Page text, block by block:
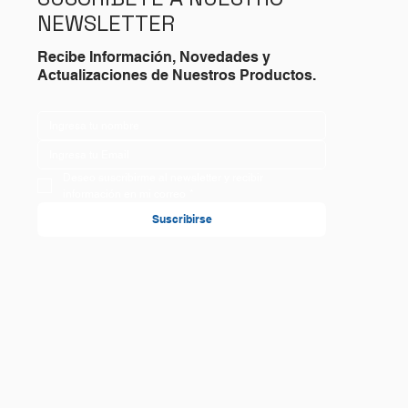
NEWSLETTER
Recibe Información, Novedades y
Actualizaciones de Nuestros Productos.
Suscribirse